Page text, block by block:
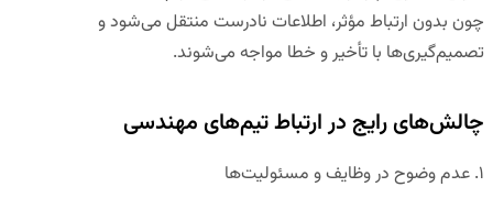
چون بدون ارتباط مؤثر، اطلاعات نادرست منتقل می‌شود و
تصمیم‌گیری‌ها با تأخیر و خطا مواجه می‌شوند.
چالش‌های رایج در ارتباط تیم‌های مهندسی
۱. عدم وضوح در وظایف و مسئولیت‌ها